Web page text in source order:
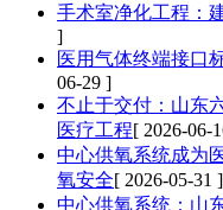
手术室净化工程：
]
医用气体终端接口
06-29 ]
不止于交付：山东
医疗工程[ 2026-06-
中心供氧系统成为
氧安全[ 2026-05-31 ]
中心供氧系统：山